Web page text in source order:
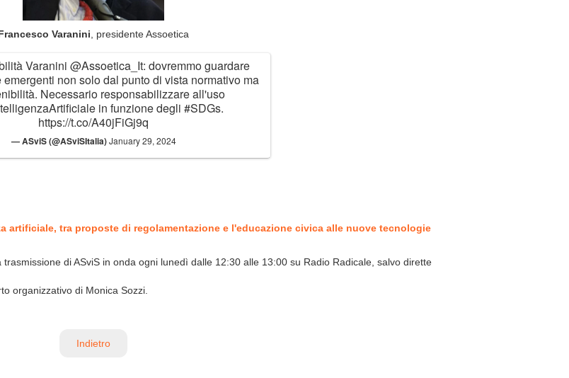
Varanini , presidente Assoetica
Varanini @Assoetica_It: dovremmo guardare
non solo dal punto di vista normativo ma
Necessario responsabilizzare all'uso
in funzione degli #SDGs.
https://t.co/A40jFiGj9q
— ASviS (@ASviSItalia)January 29, 2024
artificiale, tra proposte di regolamentazione e l'educazione civica alle nuove tecnologie
trasmissione di ASviS in onda ogni lunedì dalle 12:30 alle 13:00 su Radio Radicale, salvo dirette
organizzativo di Monica Sozzi.
Indietro